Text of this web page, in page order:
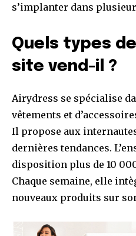
s’implanter dans
Quels types
site vend-il ?
Airydress se spécialise
vêtements et
Il propose aux
dernières tendances.
disposition plus de 10
Chaque semaine, elle
nouveaux produits sur